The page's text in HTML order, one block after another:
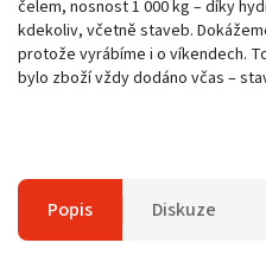
čelem, nosnost 1 000 kg – díky
kdekoliv, včetně staveb.
protože vyrábíme i o víkendech.
bylo zboží vždy dodáno včas –
Popis Diskuze